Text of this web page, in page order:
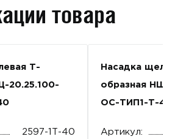
товара
Т-
20.25.100-
2597-1Т-40
Насадка
образная НЩ-
ОС-ТИП1-Т-40
Артикул: